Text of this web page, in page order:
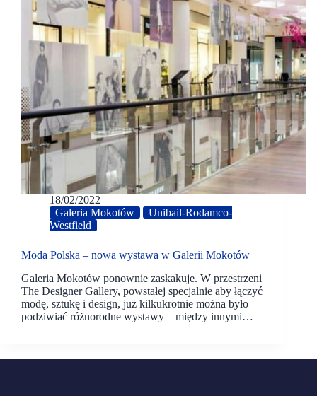
18/02/2022
Galeria Mokotów
Unibail-Rodamco-
Westfield
Moda Polska – nowa wystawa w Galerii Mokotów
Galeria Mokotów ponownie zaskakuje. W przestrzeni
The Designer Gallery, powstałej specjalnie aby łączyć
modę, sztukę i design, już kilkukrotnie można było
podziwiać różnorodne wystawy – między innymi…